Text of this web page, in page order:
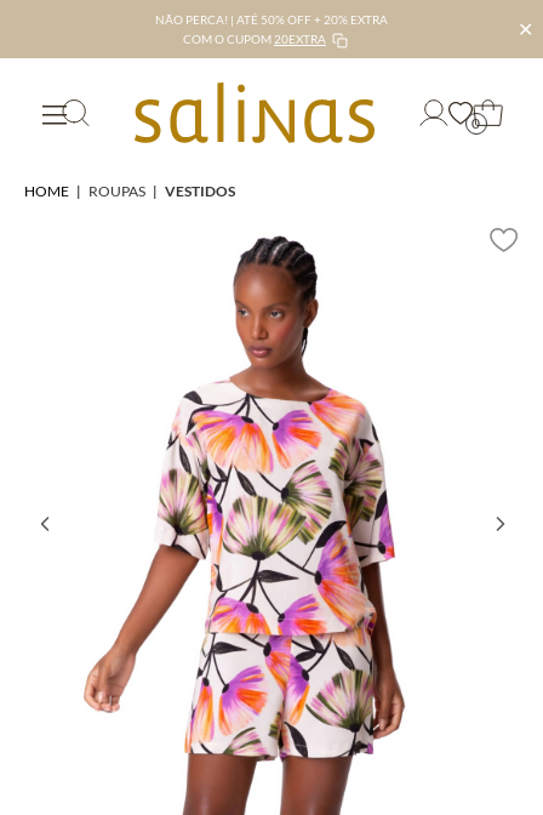
NÃO PERCA! | ATÉ 50% OFF + 20% EXTRA
COM O CUPOM 20EXTRA ✕
0
HOME | ROUPAS | VESTIDOS